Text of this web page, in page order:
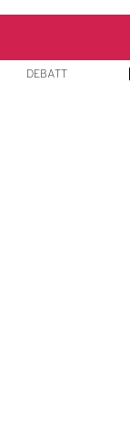
DEBATT